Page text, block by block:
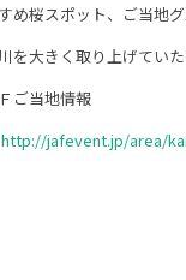
め桜スポット、ご当地
を大きく取り上げていた
ご当地情報
http://jafevent.jp/area/